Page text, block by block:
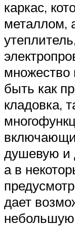
каркас,
металлом,
множество
быть как
кладовка,
душевую и
а в
дает